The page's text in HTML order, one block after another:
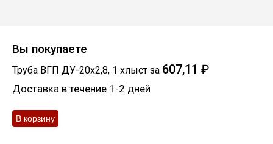
Вы покупаете
Труба ВГП ДУ-20х2,8, 1 хлыст за 607,11 ₽
Доставка в течение 1-2 дней